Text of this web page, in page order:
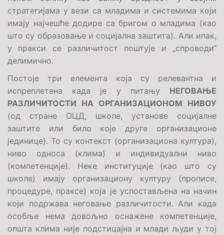
стратегијама у вези са младима и системима који
имају најчешће додире са бригом о младима (као
што су образовање и социјална заштита). Али ипак,
у пракси се различитост поштује и „спроводи“
делимично.
Постоје три елемента која су релевантна и
испреплетена када је у питању НЕГОВАЊЕ
РАЗЛИЧИТОСТИ НА ОРГАНИЗАЦИОНОМ НИВОУ
(од стране ОЦД, школе, установе социјалне
заштите или било које друге организационе
јединице). То су контекст (организациона култура),
ниво односа (клима) и индивидуални ниво
(компетенције). Неке институције (као што су
школе) имају организациону културу (прописе,
процедуре, праксе) која је успостављена на начин
који подржава неговање различитости. Али када
особље нема довољно оснажене компетенције,
општа клима није подстицајна и млади људи у тој